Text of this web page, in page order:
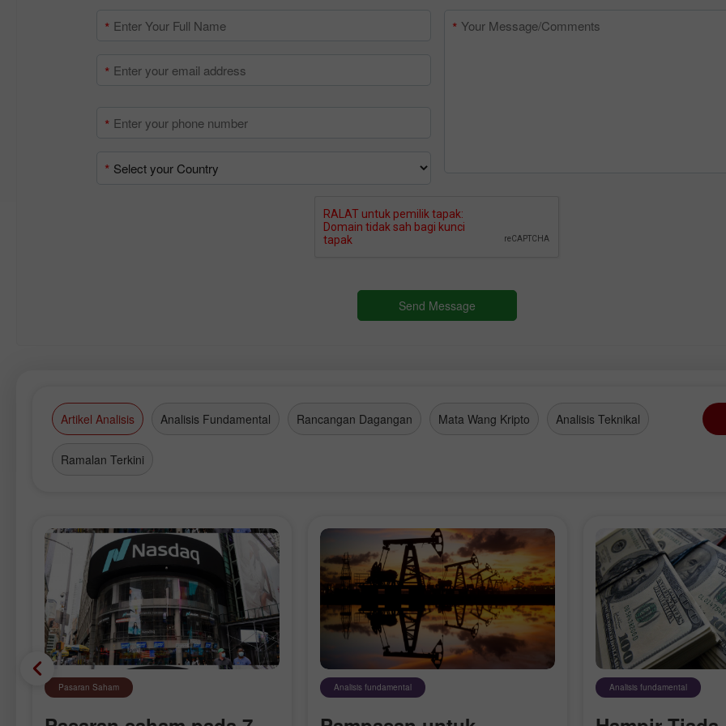
Artikel Analisis Analisis Fundamental Rancangan Dagangan Mata Wang Kripto Analisis Teknikal
Ramalan Terkini
Pasaran Saham Analisis fundamental Analisis fundamental
Bonus Kelab InstaForex